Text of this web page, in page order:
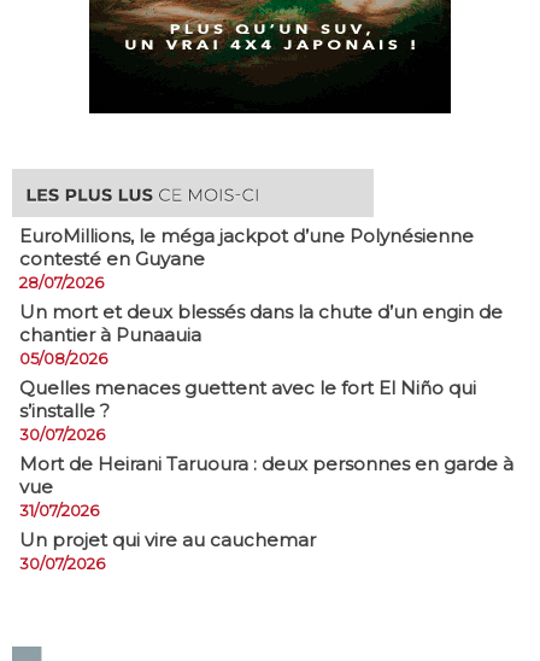
EuroMillions, ​le méga jackpot d’une Polynésienne
contesté en Guyane
28/07/2026
​Un mort et deux blessés dans la chute d’un engin de
chantier à Punaauia
05/08/2026
Quelles menaces guettent avec le fort El Niño qui
s’installe ?
30/07/2026
Mort de Heirani Taruoura : deux personnes en garde à
vue
31/07/2026
Un projet qui vire au cauchemar
30/07/2026